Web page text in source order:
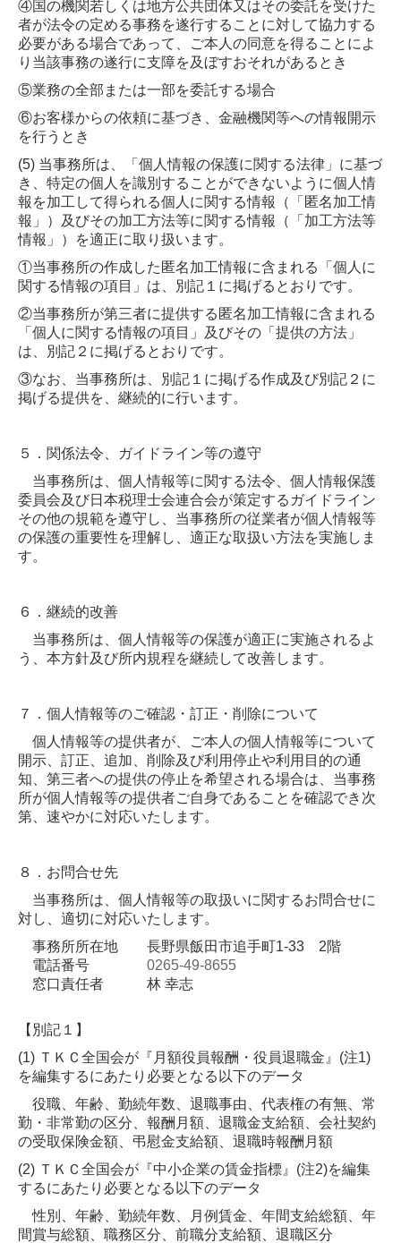
④国の機関若しくは地方公共団体又はその委託を受けた
者が法令の定める事務を遂行することに対して協力する
必要がある場合であって、ご本人の同意を得ることによ
り当該事務の遂行に支障を及ぼすおそれがあるとき
⑤業務の全部または一部を委託する場合
⑥お客様からの依頼に基づき、金融機関等への情報開示
を行うとき
(5) 当事務所は、「個人情報の保護に関する法律」に基づ
き、特定の個人を識別することができないように個人情
報を加工して得られる個人に関する情報（「匿名加工情
報」）及びその加工方法等に関する情報（「加工方法等
情報」）を適正に取り扱います。
①当事務所の作成した匿名加工情報に含まれる「個人に
関する情報の項目」は、別記１に掲げるとおりです。
②当事務所が第三者に提供する匿名加工情報に含まれる
「個人に関する情報の項目」及びその「提供の方法」
は、別記２に掲げるとおりです。
③なお、当事務所は、別記１に掲げる作成及び別記２に
掲げる提供を、継続的に行います。
５．関係法令、ガイドライン等の遵守
当事務所は、個人情報等に関する法令、個人情報保護
委員会及び日本税理士会連合会が策定するガイドライン
その他の規範を遵守し、当事務所の従業者が個人情報等
の保護の重要性を理解し、適正な取扱い方法を実施しま
す。
６．継続的改善
当事務所は、個人情報等の保護が適正に実施されるよ
う、本方針及び所内規程を継続して改善します。
７．個人情報等のご確認・訂正・削除について
個人情報等の提供者が、ご本人の個人情報等について
開示、訂正、追加、削除及び利用停止や利用目的の通
知、第三者への提供の停止を希望される場合は、当事務
所が個人情報等の提供者ご自身であることを確認でき次
第、速やかに対応いたします。
８．お問合せ先
当事務所は、個人情報等の取扱いに関するお問合せに
対し、適切に対応いたします。
事務所所在地 長野県飯田市追手町1-33 2階
電話番号 0265-49-8655
窓口責任者 林 幸志
【別記１】
(1) ＴＫＣ全国会が『月額役員報酬・役員退職金』(注1)
を編集するにあたり必要となる以下のデータ
役職、年齢、勤続年数、退職事由、代表権の有無、常
勤・非常勤の区分、報酬月額、退職金支給額、会社契約
の受取保険金額、弔慰金支給額、退職時報酬月額
(2) ＴＫＣ全国会が『中小企業の賃金指標』(注2)を編集
するにあたり必要となる以下のデータ
性別、年齢、勤続年数、月例賃金、年間支給総額、年
間賞与総額、職務区分、前職分支給額、退職区分